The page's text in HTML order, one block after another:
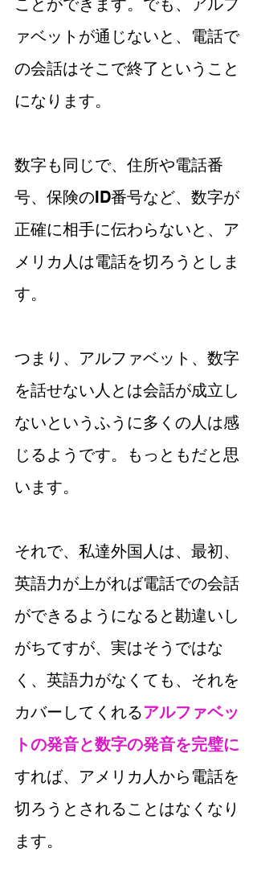
ァベットが通じないと、電話で
の会話はそこで終了ということ
になります。
数字も同じで、住所や電話番
号、保険のID番号など、数字が
正確に相手に伝わらないと、ア
メリカ人は電話を切ろうとしま
す。
つまり、アルファベット、数字
を話せない人とは会話が成立し
ないというふうに多くの人は感
じるようです。もっともだと思
います。
それで、私達外国人は、最初、
英語力が上がれば電話での会話
ができるようになると勘違いし
がちてすが、実はそうではな
く、英語力がなくても、それを
カバーしてくれるアルファベッ
トの発音と数字の発音を完璧に
すれば、アメリカ人から電話を
切ろうとされることはなくなり
ます。